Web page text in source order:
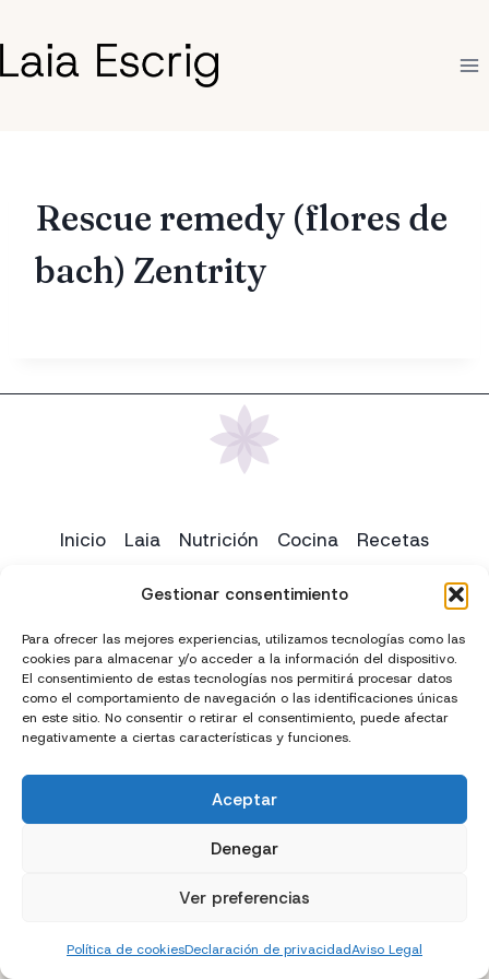
Gestionar consentimiento
Para ofrecer las mejores experiencias, utilizamos tecnologías como las
cookies para almacenar y/o acceder a la información del dispositivo.
El consentimiento de estas tecnologías nos permitirá procesar datos
como el comportamiento de navegación o las identificaciones únicas
en este sitio. No consentir o retirar el consentimiento, puede afectar
negativamente a ciertas características y funciones.
Aceptar
Denegar
Ver preferencias
Política de cookiesDeclaración de privacidadAviso Legal
al
contenido
Rescue remedy (flores de
bach) Zentrity
Inicio Laia Nutrición Cocina Recetas
Yoga Contacto
Política de privacidad
Política de cookies (UE)
Aviso Legal